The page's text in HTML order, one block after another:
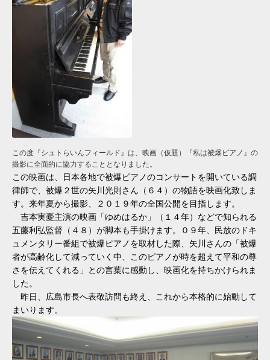
この度『シュトらいんフィールド』は、映画（仮題）『私は被爆ピアノ』の
撮影に全面的に協力することとなりました。
この映画は、日本各地で被爆ピアノのコンサートを開いている調
律師で、被爆２世の矢川光則さん（６４）の物語を映画化致しま
す。来年夏から撮影、２０１９年の全国公開を目指します。
吉本実憂主演の映画「ゆめはるか」（１４年）などで知られる
五藤利弘監督（４８）が脚本も手掛けます。０９年、民放のドキ
ュメンタリー番組で被爆ピアノを取材した際、矢川さんの「被爆
者が高齢化して減っていく中、このピアノが時を超えて平和の尊
さを伝えてくれる」との言葉に感動し、映画化を持ちかけられま
した。
昨日、広島市長へ表敬訪問も終え、これから本格的に始動して
まいります。